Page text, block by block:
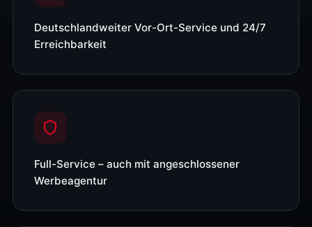
Deutschlandweiter Vor-Ort-Service und 24/7
Erreichbarkeit
Full-Service – auch mit angeschlossener
Werbeagentur